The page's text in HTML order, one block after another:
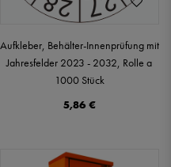
Aufkleber, Behälter-Innenprüfung mit
Jahresfelder 2023 - 2032, Rolle a
1000 Stück
5,86 €